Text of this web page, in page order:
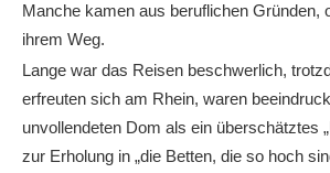
Manche kamen aus beruflichen Gründen,
ihrem Weg.
Lange war das Reisen beschwerlich,
erfreuten sich am Rhein, waren
unvollendeten Dom als ein überschätztes
zur Erholung in „die Betten, die so hoch